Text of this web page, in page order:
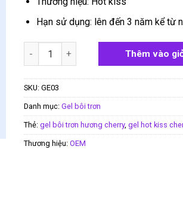
Hạn sử dụng: lên đến 3 năm kể từ
Gel bôi trơn Hot Kiss hương cherry số
Thêm vào
SKU: GE03
Danh mục: Gel bôi trơn
Thẻ: gel bôi trơn hương cherry, gel hot kiss
Thương hiệu: OEM